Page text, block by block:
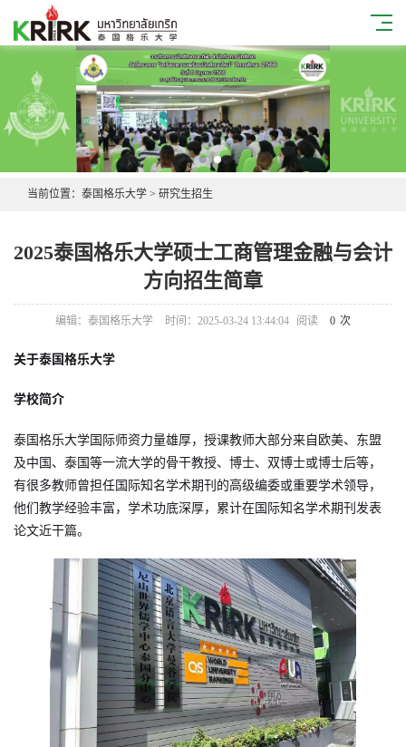
当前位置： 泰国格乐大学 > 研究生招生
2025泰国格乐大学硕士工商管理金融与会计
方向招生简章
编辑：泰国格乐大学 时间：2025-03-24 13:44:04 阅读 0 次
关于泰国格乐大学
学校简介
泰国格乐大学国际师资力量雄厚，授课教师大部分来自欧美、东盟
及中国、泰国等一流大学的骨干教授、博士、双博士或博士后等，
有很多教师曾担任国际知名学术期刊的高级编委或重要学术领导，
他们教学经验丰富，学术功底深厚，累计在国际知名学术期刊发表
论文近干篇。